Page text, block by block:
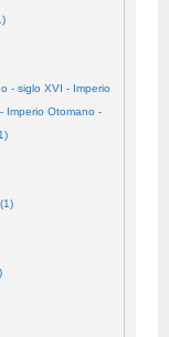
- siglo XVI - Imperio
Imperio Otomano -